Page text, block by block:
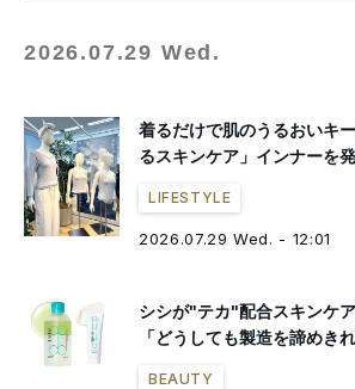
2026.07.29 Wed.
着るだけで肌のうるおいキ
るスキンケア」インナーを
LIFESTYLE
2026.07.29 Wed. - 12:01
シシが"テカ"配合スキンケ
「どうしても製造を諦めき
BEAUTY